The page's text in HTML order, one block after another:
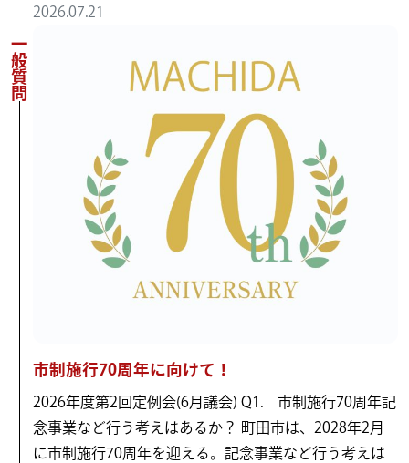
2026.07.21
一般質問
市制施行70周年に向けて！
2026年度第2回定例会(6月議会) Q1. 市制施行70周年記
念事業など行う考えはあるか？ 町田市は、2028年2月
に市制施行70周年を迎える。記念事業など行う考えは